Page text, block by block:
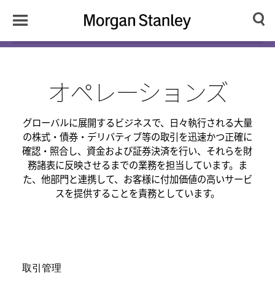
Menu
Morgan Search
オペレーションズ
グローバルに展開するビジネスで、日々執行される大量
の株式・債券・デリバティブ等の取引を迅速かつ正確に
確認・照合し、資金および証券決済を行い、それらを財
務諸表に反映させるまでの業務を担当しています。ま
た、他部門と連携して、お客様に付加価値の高いサービ
スを提供することを責務としています。
取引管理